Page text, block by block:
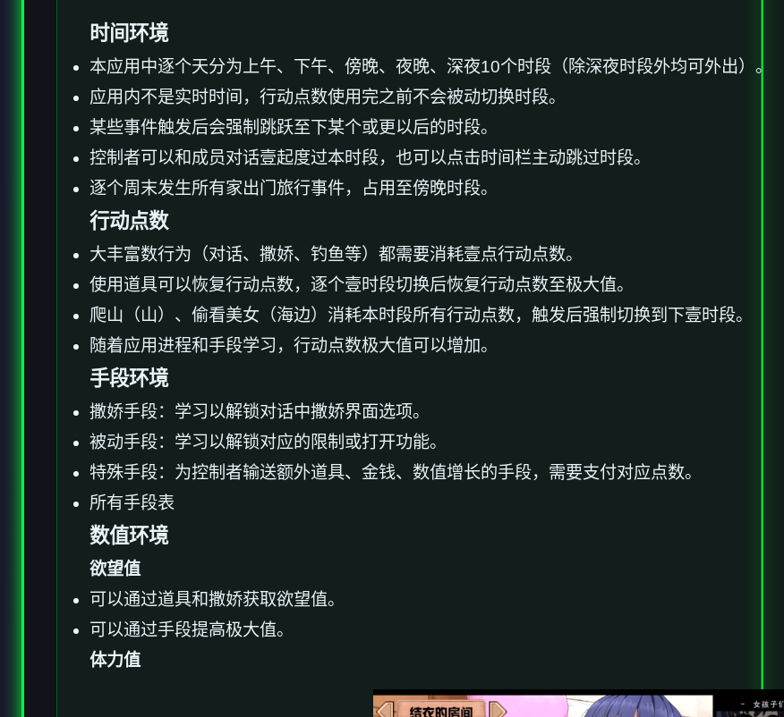
时间环境
本应用中逐个天分为上午、下午、傍晚、夜晚、深夜10个时段（除深夜时段外均可外出）。
应用内不是实时时间，行动点数使用完之前不会被动切换时段。
某些事件触发后会强制跳跃至下某个或更以后的时段。
控制者可以和成员对话壹起度过本时段，也可以点击时间栏主动跳过时段。
逐个周末发生所有家出门旅行事件，占用至傍晚时段。
行动点数
大丰富数行为（对话、撒娇、钓鱼等）都需要消耗壹点行动点数。
使用道具可以恢复行动点数，逐个壹时段切换后恢复行动点数至极大值。
爬山（山）、偷看美女（海边）消耗本时段所有行动点数，触发后强制切换到下壹时段。
随着应用进程和手段学习，行动点数极大值可以增加。
手段环境
撒娇手段：学习以解锁对话中撒娇界面选项。
被动手段：学习以解锁对应的限制或打开功能。
特殊手段：为控制者输送额外道具、金钱、数值增长的手段，需要支付对应点数。
所有手段表
数值环境
欲望值
可以通过道具和撒娇获取欲望值。
可以通过手段提高极大值。
体力值